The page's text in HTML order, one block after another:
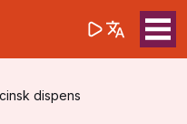
Sök på(opens in a
dispens